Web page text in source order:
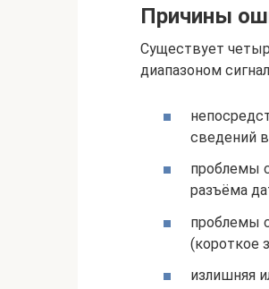
Причины
Существует
диапазоном
сведений
проблемы
разъёма
проблемы
(короткое
излишняя